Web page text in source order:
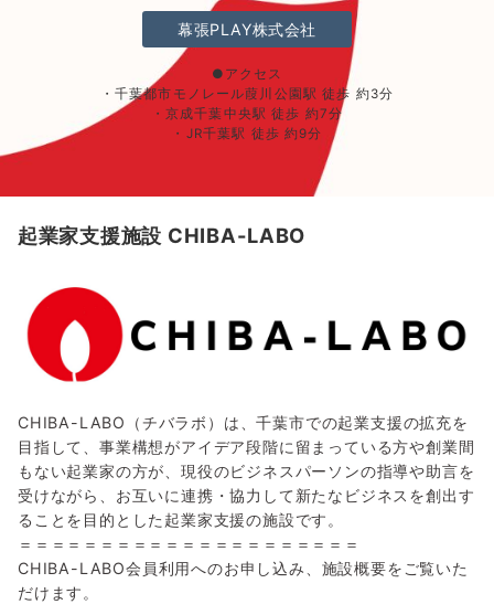
幕張PLAY株式会社
●アクセス
・千葉都市モノレール葭川公園駅 徒歩 約3分
・京成千葉中央駅 徒歩 約7分
・JR千葉駅 徒歩 約9分
起業家支援施設 CHIBA-LABO
CHIBA-LABO（チバラボ）は、千葉市での起業支援の拡充を
目指して、事業構想がアイデア段階に留まっている方や創業間
もない起業家の方が、現役のビジネスパーソンの指導や助言を
受けながら、お互いに連携・協力して新たなビジネスを創出す
ることを目的とした起業家支援の施設です。
＝＝＝＝＝＝＝＝＝＝＝＝＝＝＝＝＝＝＝＝＝
CHIBA-LABO会員利用へのお申し込み、施設概要をご覧いた
だけます。